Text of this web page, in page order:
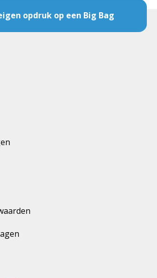
& soorten op voorraad